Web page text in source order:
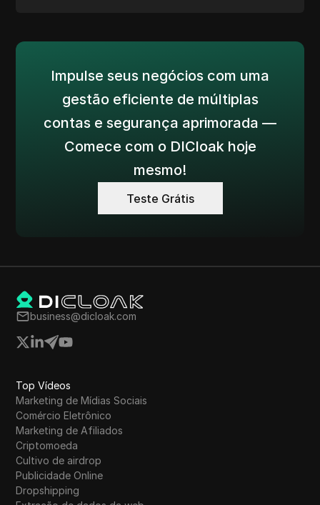
Impulse seus negócios com uma
gestão eficiente de múltiplas
contas e segurança aprimorada —
Comece com o DICloak hoje
mesmo!
Teste Grátis
business@dicloak.com
Top Vídeos
Marketing de Mídias Sociais
Comércio Eletrônico
Marketing de Afiliados
Criptomoeda
Cultivo de airdrop
Publicidade Online
Dropshipping